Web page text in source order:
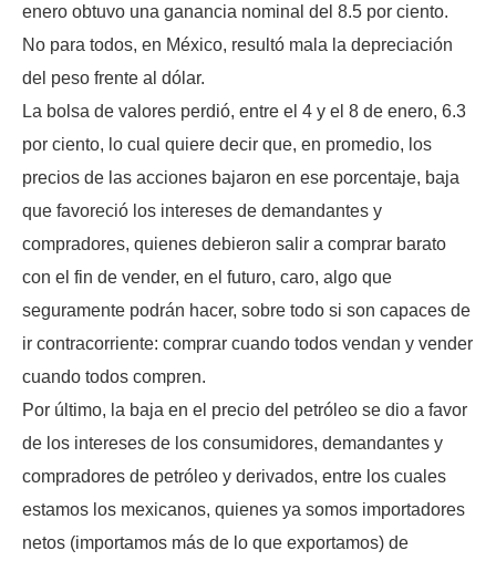
enero obtuvo una ganancia nominal del 8.5 por ciento.
No para todos, en México, resultó mala la depreciación
del peso frente al dólar.
La bolsa de valores perdió, entre el 4 y el 8 de enero, 6.3
por ciento, lo cual quiere decir que, en promedio, los
precios de las acciones bajaron en ese porcentaje, baja
que favoreció los intereses de demandantes y
compradores, quienes debieron salir a comprar barato
con el fin de vender, en el futuro, caro, algo que
seguramente podrán hacer, sobre todo si son capaces de
ir contracorriente: comprar cuando todos vendan y vender
cuando todos compren.
Por último, la baja en el precio del petróleo se dio a favor
de los intereses de los consumidores, demandantes y
compradores de petróleo y derivados, entre los cuales
estamos los mexicanos, quienes ya somos importadores
netos (importamos más de lo que exportamos) de